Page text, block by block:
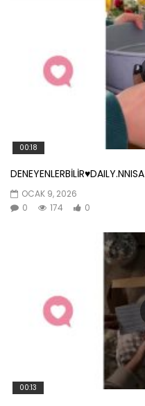
00:18
DENEYENLERBİLİR♥️DAILY.NNISA
OCAK 9, 2026
0
174 0
00:13